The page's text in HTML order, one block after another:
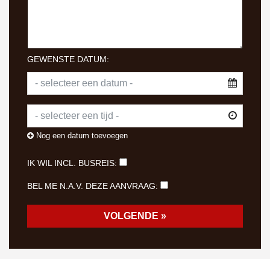
GEWENSTE DATUM:
Nog een datum toevoegen
IK WIL INCL. BUSREIS:
BEL ME N.A.V. DEZE AANVRAAG: